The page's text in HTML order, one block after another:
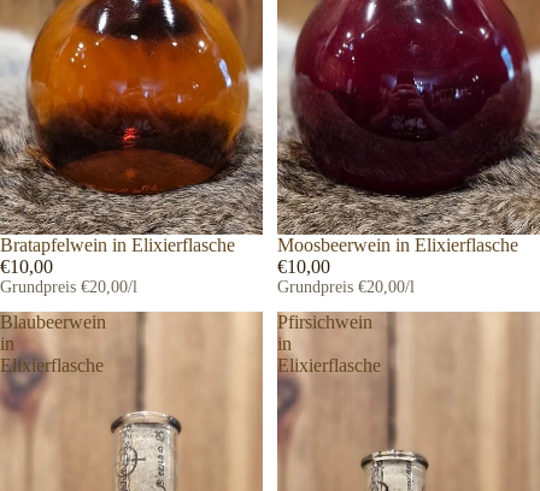
Bratapfelwein in Elixierflasche
€10,00
Grundpreis €20,00/l
Moosbeerwein in Elixierflasche
€10,00
Grundpreis €20,00/l
Blaubeerwein
in
Elixierflasche
Pfirsichwein
in
Elixierflasche